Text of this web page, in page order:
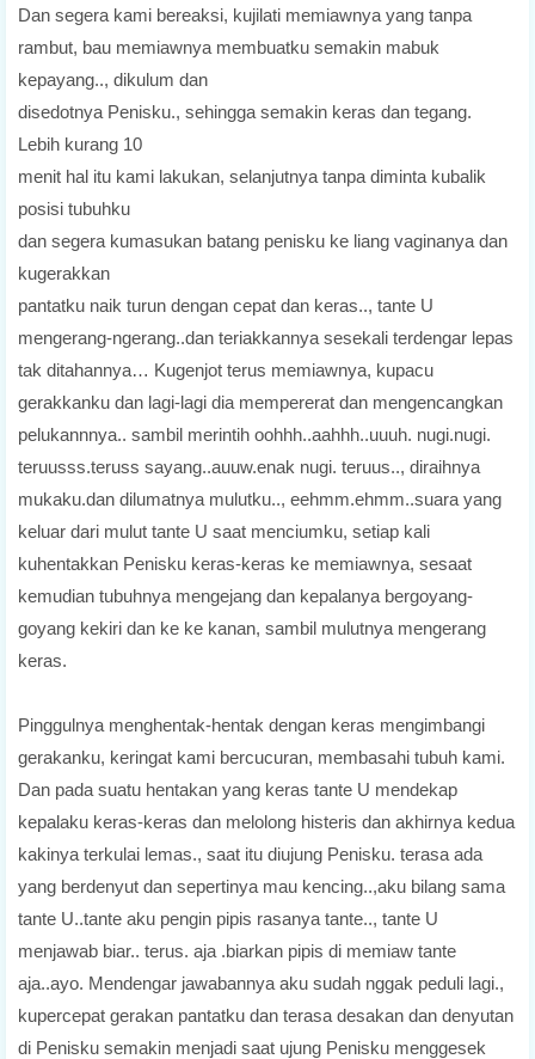
Dan segera kami bereaksi, kujilati memiawnya yang tanpa
rambut, bau memiawnya membuatku semakin mabuk
kepayang.., dikulum dan
disedotnya Penisku., sehingga semakin keras dan tegang.
Lebih kurang 10
menit hal itu kami lakukan, selanjutnya tanpa diminta kubalik
posisi tubuhku
dan segera kumasukan batang penisku ke liang vaginanya dan
kugerakkan
pantatku naik turun dengan cepat dan keras.., tante U
mengerang-ngerang..dan teriakkannya sesekali terdengar lepas
tak ditahannya… Kugenjot terus memiawnya, kupacu
gerakkanku dan lagi-lagi dia mempererat dan mengencangkan
pelukannnya.. sambil merintih oohhh..aahhh..uuuh. nugi.nugi.
teruusss.teruss sayang..auuw.enak nugi. teruus.., diraihnya
mukaku.dan dilumatnya mulutku.., eehmm.ehmm..suara yang
keluar dari mulut tante U saat menciumku, setiap kali
kuhentakkan Penisku keras-keras ke memiawnya, sesaat
kemudian tubuhnya mengejang dan kepalanya bergoyang-
goyang kekiri dan ke ke kanan, sambil mulutnya mengerang
keras.
Pinggulnya menghentak-hentak dengan keras mengimbangi
gerakanku, keringat kami bercucuran, membasahi tubuh kami.
Dan pada suatu hentakan yang keras tante U mendekap
kepalaku keras-keras dan melolong histeris dan akhirnya kedua
kakinya terkulai lemas., saat itu diujung Penisku. terasa ada
yang berdenyut dan sepertinya mau kencing..,aku bilang sama
tante U..tante aku pengin pipis rasanya tante.., tante U
menjawab biar.. terus. aja .biarkan pipis di memiaw tante
aja..ayo. Mendengar jawabannya aku sudah nggak peduli lagi.,
kupercepat gerakan pantatku dan terasa desakan dan denyutan
di Penisku semakin menjadi saat ujung Penisku menggesek